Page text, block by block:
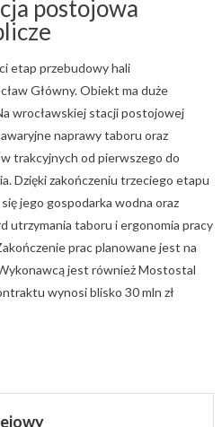
postojowa
etap przebudowy hali
Główny. Obiekt ma duże
wrocławskiej stacji postojowej
naprawy taboru oraz
trakcyjnych od pierwszego do
Dzięki zakończeniu trzeciego etapu
jego gospodarka wodna oraz
utrzymania taboru i ergonomia pracy
prac planowane jest na
jest również Mostostal
wynosi blisko 30 mln zł